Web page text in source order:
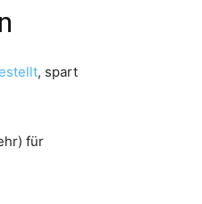
, spart
für